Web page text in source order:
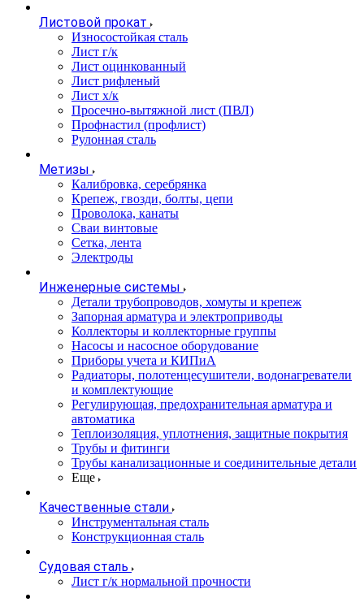
Листовой прокат
Износостойкая сталь
Лист г/к
Лист оцинкованный
Лист рифленый
Лист х/к
Просечно-вытяжной лист (ПВЛ)
Профнастил (профлист)
Рулонная сталь
Метизы
Калибровка, серебрянка
Крепеж, гвозди, болты, цепи
Проволока, канаты
Сваи винтовые
Сетка, лента
Электроды
Инженерные системы
Детали трубопроводов, хомуты и крепеж
Запорная арматура и электроприводы
Коллекторы и коллекторные группы
Насосы и насосное оборудование
Приборы учета и КИПиА
Радиаторы, полотенцесушители, водонагреватели
и комплектующие
Регулирующая, предохранительная арматура и
автоматика
Теплоизоляция, уплотнения, защитные покрытия
Трубы и фитинги
Трубы канализационные и соединительные детали
Еще
Качественные стали
Инструментальная сталь
Конструкционная сталь
Судовая сталь
Лист г/к нормальной прочности